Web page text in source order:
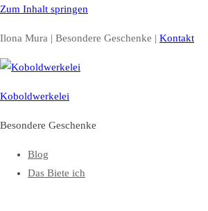
Zum Inhalt springen
Ilona Mura | Besondere Geschenke | Kontakt
Koboldwerkelei
Besondere Geschenke
Blog
Das Biete ich